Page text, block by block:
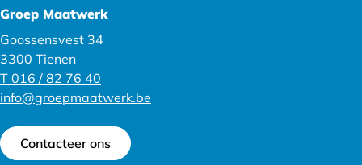
Groep Maatwerk
Goossensvest 34
3300 Tienen
T 016 / 82 76 40
info@groepmaatwerk.be
Contacteer ons